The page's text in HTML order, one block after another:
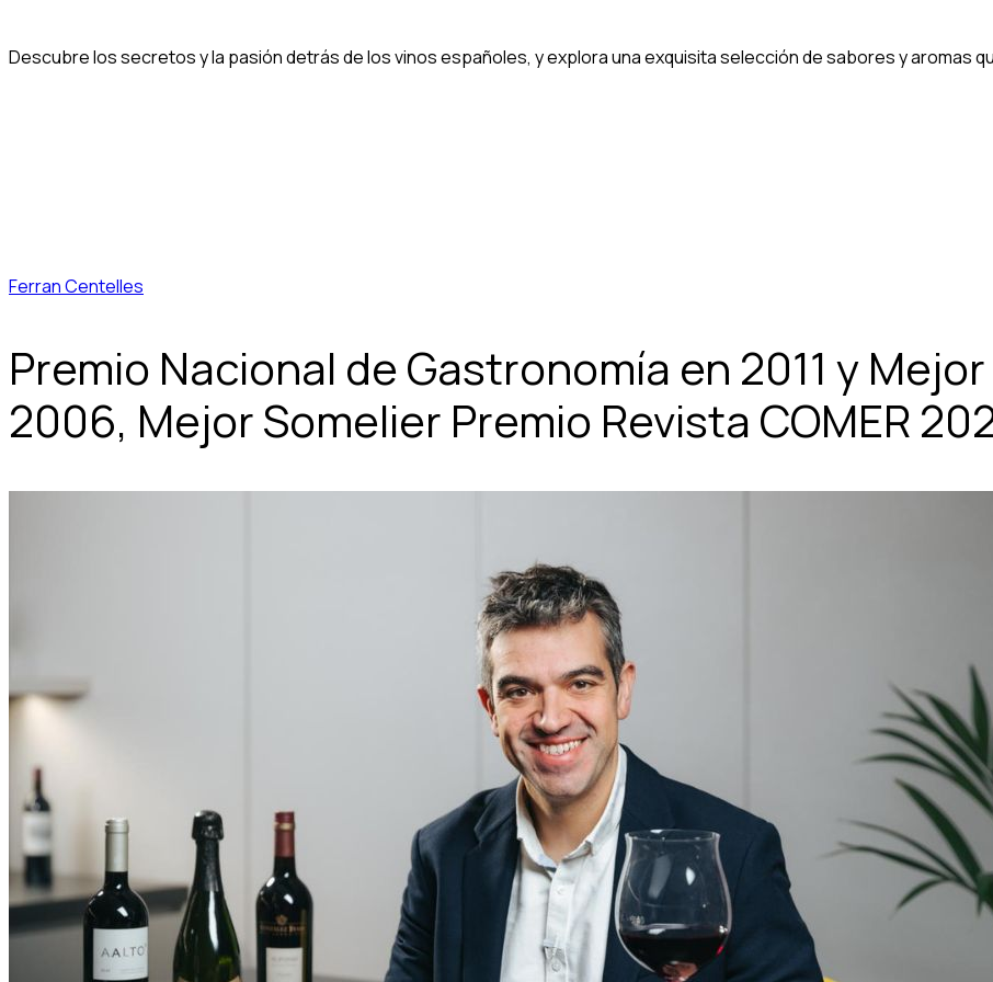
Descubre los secretos y la pasión detrás de los vinos españoles, y explora una exquisita selección de sabores y aromas
Ferran Centelles
Premio Nacional de Gastronomía en 2011 y
2006, Mejor Somelier Premio Revista COMER